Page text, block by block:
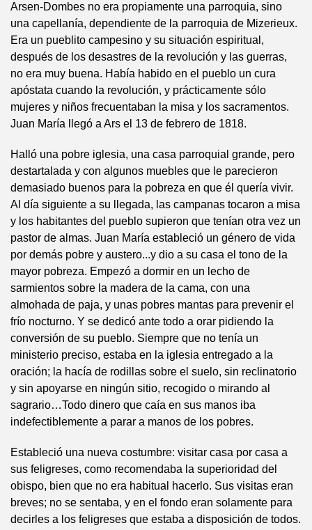
Arsen-Dombes no era propiamente una parroquia, sino
una capellanía, dependiente de la parroquia de Mizerieux.
Era un pueblito campesino y su situación espiritual,
después de los desastres de la revolución y las guerras,
no era muy buena. Había habido en el pueblo un cura
apóstata cuando la revolución, y prácticamente sólo
mujeres y niños frecuentaban la misa y los sacramentos.
Juan María llegó a Ars el 13 de febrero de 1818.
Halló una pobre iglesia, una casa parroquial grande, pero
destartalada y con algunos muebles que le parecieron
demasiado buenos para la pobreza en que él quería vivir.
Al día siguiente a su llegada, las campanas tocaron a misa
y los habitantes del pueblo supieron que tenían otra vez un
pastor de almas. Juan María estableció un género de vida
por demás pobre y austero...y dio a su casa el tono de la
mayor pobreza. Empezó a dormir en un lecho de
sarmientos sobre la madera de la cama, con una
almohada de paja, y unas pobres mantas para prevenir el
frío nocturno. Y se dedicó ante todo a orar pidiendo la
conversión de su pueblo. Siempre que no tenía un
ministerio preciso, estaba en la iglesia entregado a la
oración; la hacía de rodillas sobre el suelo, sin reclinatorio
y sin apoyarse en ningún sitio, recogido o mirando al
sagrario…Todo dinero que caía en sus manos iba
indefectiblemente a parar a manos de los pobres.
Estableció una nueva costumbre: visitar casa por casa a
sus feligreses, como recomendaba la superioridad del
obispo, bien que no era habitual hacerlo. Sus visitas eran
breves; no se sentaba, y en el fondo eran solamente para
decirles a los feligreses que estaba a disposición de todos.